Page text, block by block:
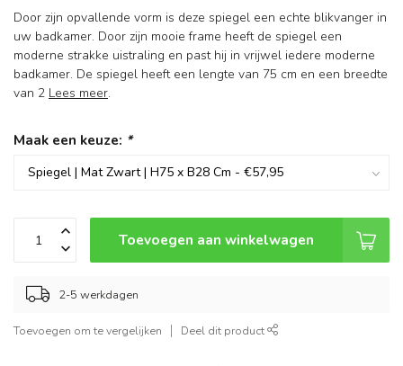
Door zijn opvallende vorm is deze spiegel een echte blikvanger in
uw badkamer. Door zijn mooie frame heeft de spiegel een
moderne strakke uistraling en past hij in vrijwel iedere moderne
badkamer. De spiegel heeft een lengte van 75 cm en een breedte
van 2 Lees meer.
Maak een keuze: *
Toevoegen aan winkelwagen
2-5 werkdagen
Toevoegen om te vergelijken Deel dit product